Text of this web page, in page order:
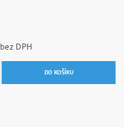
52,07 Kč bez DPH